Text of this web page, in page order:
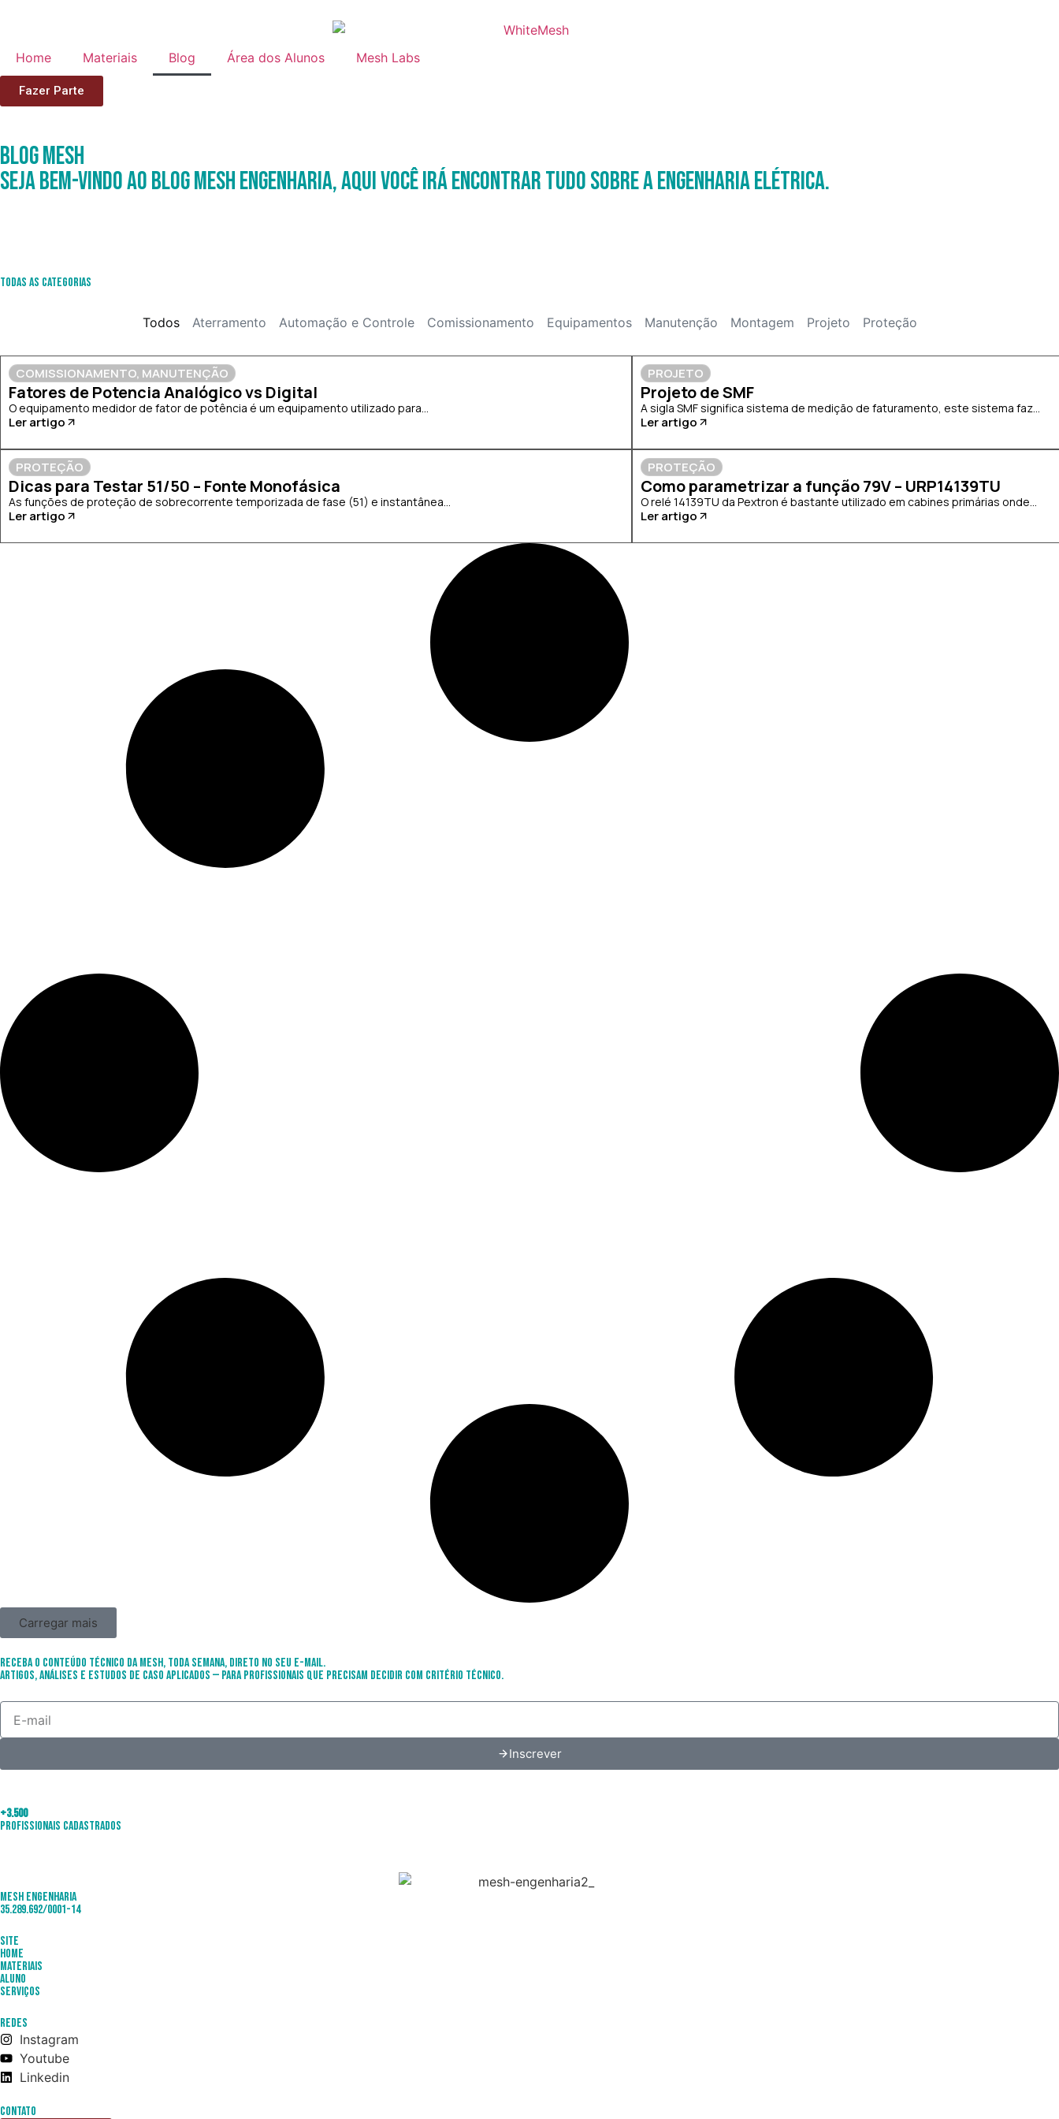
Home Materiais Blog Área dos Alunos Mesh Labs
Fazer Parte
BlogMesh
Seja Bem-Vindo ao Blog Mesh Engenharia, aqui você irá encontrar tudo sobre a Engenharia Elétrica.
Todas as Categorias
Aterramento Automação e Controle Comissionamento Equipamentos Manutenção Montagem Projeto Proteção
Todos
COMISSIONAMENTO, MANUTENÇÃO
Fatores de Potencia Analógico vs Digital
O equipamento medidor de fator de potência é um equipamento utilizado para...
Ler artigo
PROJETO
Projeto de SMF
A sigla SMF significa sistema de medição de faturamento, este sistema faz...
Ler artigo
PROTEÇÃO
Dicas para Testar 51/50 – Fonte Monofásica
As funções de proteção de sobrecorrente temporizada de fase (51) e instantânea...
Ler artigo
PROTEÇÃO
Como parametrizar a função 79V – URP14139TU
O relé 14139TU da Pextron é bastante utilizado em cabines primárias onde...
Ler artigo
Carregar mais
Receba o conteúdo técnico da Mesh, toda semana, direto no seu e-mail.
Artigos, análises e estudos de caso aplicados — para profissionais que precisam decidir com critério técnico.
Inscrever
+3.500
Profissionais Cadastrados
Mesh Engenharia
35.289.692/0001-14
Site
Home
Materiais
Aluno
Serviços
Redes
Instagram
Youtube
Linkedin
Contato